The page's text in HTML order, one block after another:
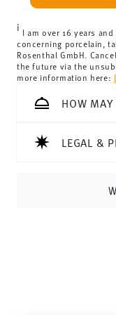
delivery is free of
Switzerland:
69,90 CHF. If the
69,90 CHF,
Tracking:You will
Delivery time: 3-5
Germany for
For
i I am over 16 years
concerning porcelain,
Rosenthal GmbH.
the future via the
more information here:
HOW MAY
LEGAL &